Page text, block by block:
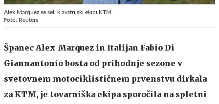
Alex Marquez se seli k avstrijski ekipi KTM.
Foto: Reuters
Španec Alex Marquez in Italijan Fabio Di
Giannantonio bosta od prihodnje sezone v
svetovnem motociklističnem prvenstvu dirkala
za KTM, je tovarniška ekipa sporočila na spletni